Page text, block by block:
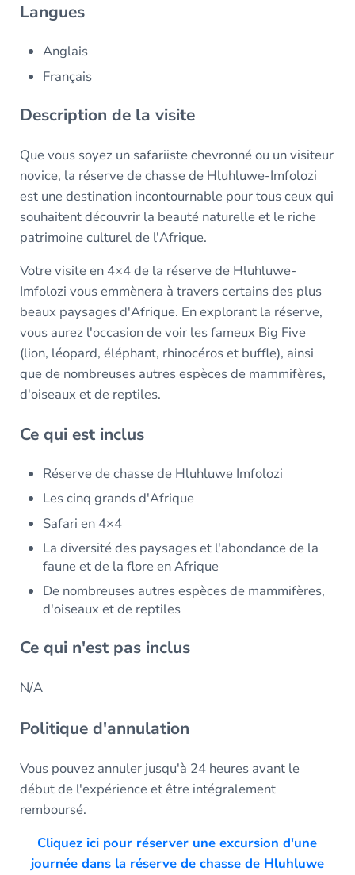
Langues
Anglais
Français
Description de la visite
Que vous soyez un safariiste chevronné ou un visiteur
novice, la réserve de chasse de Hluhluwe-Imfolozi
est une destination incontournable pour tous ceux qui
souhaitent découvrir la beauté naturelle et le riche
patrimoine culturel de l'Afrique.
Votre visite en 4×4 de la réserve de Hluhluwe-
Imfolozi vous emmènera à travers certains des plus
beaux paysages d'Afrique. En explorant la réserve,
vous aurez l'occasion de voir les fameux Big Five
(lion, léopard, éléphant, rhinocéros et buffle), ainsi
que de nombreuses autres espèces de mammifères,
d'oiseaux et de reptiles.
Ce qui est inclus
Réserve de chasse de Hluhluwe Imfolozi
Les cinq grands d'Afrique
Safari en 4×4
La diversité des paysages et l'abondance de la
faune et de la flore en Afrique
De nombreuses autres espèces de mammifères,
d'oiseaux et de reptiles
Ce qui n'est pas inclus
N/A
Politique d'annulation
Vous pouvez annuler jusqu'à 24 heures avant le
début de l'expérience et être intégralement
remboursé.
Cliquez ici pour réserver une excursion d'une
journée dans la réserve de chasse de Hluhluwe